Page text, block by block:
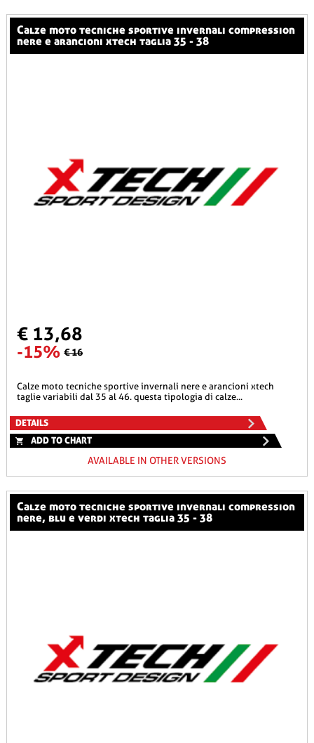
calze moto tecniche sportive invernali compression
nere e arancioni xtech taglia 35 - 38
€ 13,68
-15% € 16
calze moto tecniche sportive invernali nere e arancioni xtech
taglie variabili dal 35 al 46. questa tipologia di calze...
DETAILS
ADD TO CHART
AVAILABLE IN OTHER VERSIONS
calze moto tecniche sportive invernali compression
nere, blu e verdi xtech taglia 35 - 38